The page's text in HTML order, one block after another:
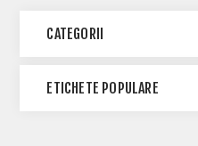
CATEGORII
ETICHETE POPULARE